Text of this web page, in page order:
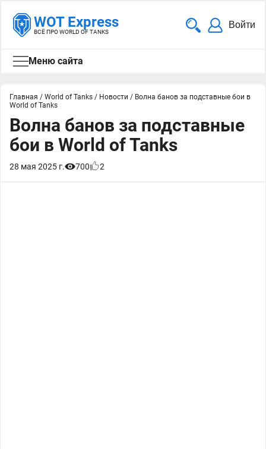
WOT Express
ВСЁ ПРО WORLD OF TANKS
Войти
Меню сайта
Главная / World of Tanks / Новости / Волна банов за подставные бои в
World of Tanks
Волна банов за подставные
бои в World of Tanks
28 мая 2025 г. 700 2